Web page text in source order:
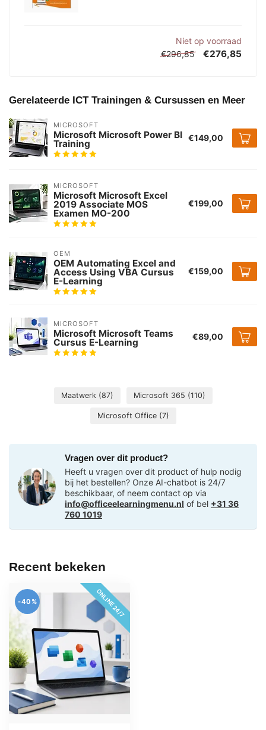
Niet op voorraad
€296,85
€276,85
Gerelateerde ICT Trainingen & Cursussen en Meer
MICROSOFT
Microsoft Microsoft Power BI
Training €149,00
MICROSOFT
Microsoft Microsoft Excel
2019 Associate MOS
Examen MO-200
€199,00
OEM
OEM Automating Excel and
Access Using VBA Cursus
E-Learning
€159,00
MICROSOFT
Microsoft Microsoft Teams
Cursus E-Learning €89,00
Maatwerk (87) Microsoft 365 (110)
Microsoft Office (7)
Vragen over dit product?
Heeft u vragen over dit product of hulp nodig
bij het bestellen? Onze AI-chatbot is 24/7
beschikbaar, of neem contact op via
info@officeelearningmenu.nl of bel +31 36
760 1019
Recent bekeken
ONLINE 24/7
-40%